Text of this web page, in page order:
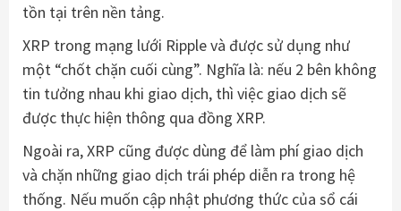
tồn tại trên nền tảng.
XRP trong mạng lưới Ripple và được sử dụng như
một “chốt chặn cuối cùng”. Nghĩa là: nếu 2 bên không
tin tưởng nhau khi giao dịch, thì việc giao dịch sẽ
được thực hiện thông qua đồng XRP.
Ngoài ra, XRP cũng được dùng để làm phí giao dịch
và chặn những giao dịch trái phép diễn ra trong hệ
thống. Nếu muốn cập nhật phương thức của sổ cái